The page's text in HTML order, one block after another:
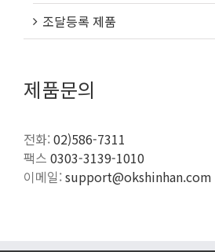
조달등록 제품
제품문의
전화:02)586-7311
팩스 0303-3139-1010
이메일:support@okshinhan.com